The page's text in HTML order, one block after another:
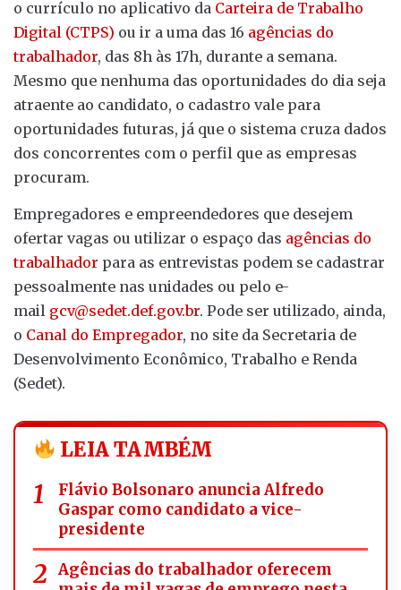
o currículo no aplicativo da Carteira de Trabalho
Digital (CTPS) ou ir a uma das 16 agências do
trabalhador, das 8h às 17h, durante a semana.
Mesmo que nenhuma das oportunidades do dia seja
atraente ao candidato, o cadastro vale para
oportunidades futuras, já que o sistema cruza dados
dos concorrentes com o perfil que as empresas
procuram.
Empregadores e empreendedores que desejem
ofertar vagas ou utilizar o espaço das agências do
trabalhador para as entrevistas podem se cadastrar
pessoalmente nas unidades ou pelo e-
mail gcv@sedet.def.gov.br. Pode ser utilizado, ainda,
o Canal do Empregador, no site da Secretaria de
Desenvolvimento Econômico, Trabalho e Renda
(Sedet).
LEIA TAMBÉM
Flávio Bolsonaro anuncia Alfredo
Gaspar como candidato a vice-
presidente
Agências do trabalhador oferecem